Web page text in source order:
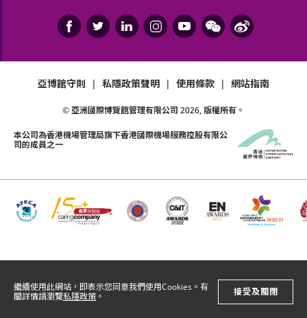
繼續使用此網站，即表示您同意我們使用Cookies。有
關詳情請瀏覽私隱政策 。 接受及關閉
亞博館守則 | 私隱政策聲明 | 使用條款 | 網站指南
© 亞洲國際博覽館管理有限公司 2026, 版權所有。
本公司為香港機場管理局旗下香港國際機場服務控股有限公
司的成員之一